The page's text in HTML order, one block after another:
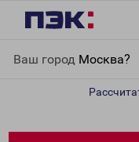
Ваш город Москва?